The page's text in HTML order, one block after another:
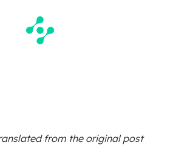
from the originalpost